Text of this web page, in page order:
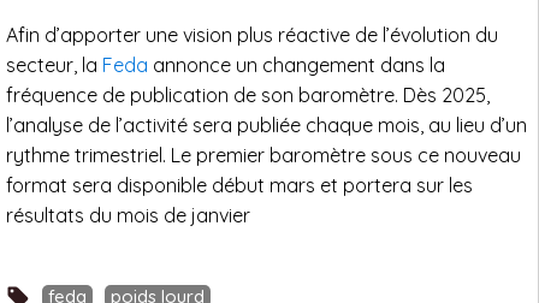
Afin d’apporter une vision plus réactive de l’évolution du
secteur, la Feda annonce un changement dans la
fréquence de publication de son baromètre. Dès 2025,
l’analyse de l’activité sera publiée chaque mois, au lieu d’un
rythme trimestriel. Le premier baromètre sous ce nouveau
format sera disponible début mars et portera sur les
résultats du mois de janvier
feda poids lourd